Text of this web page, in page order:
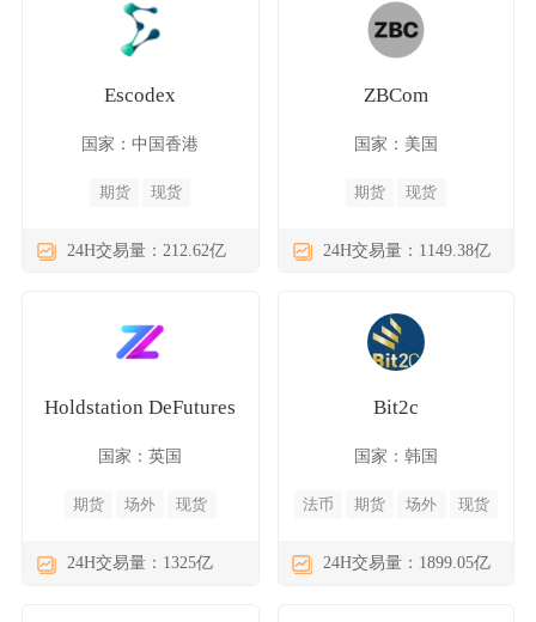
Escodex
国家：中国香港
期货 现货
24H交易量：212.62亿
ZBCom
国家：美国
期货 现货
24H交易量：1149.38亿
Holdstation DeFutures
国家：英国
期货 场外 现货
24H交易量：1325亿
Bit2c
国家：韩国
法币 期货 场外 现货
24H交易量：1899.05亿